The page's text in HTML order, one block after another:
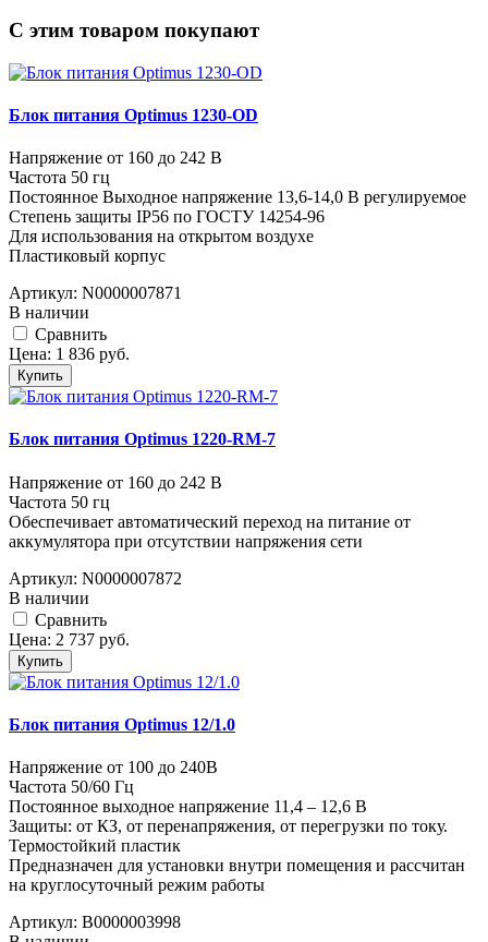
C этим товаром покупают
Блок питания Optimus 1230-OD
Напряжение от 160 до 242 В
Частота 50 гц
Постоянное Выходное напряжение 13,6-14,0 В регулируемое
Степень защиты IP56 по ГОСТУ 14254-96
Для использования на открытом воздухе
Пластиковый корпус
Артикул: N0000007871
В наличии
Cравнить
Цена: 1 836 руб.
Купить
Блок питания Optimus 1220-RM-7
Напряжение от 160 до 242 В
Частота 50 гц
Обеспечивает автоматический переход на питание от
аккумулятора при отсутствии напряжения сети
Артикул: N0000007872
В наличии
Cравнить
Цена: 2 737 руб.
Купить
Блок питания Optimus 12/1.0
Напряжение от 100 до 240В
Частота 50/60 Гц
Постоянное выходное напряжение 11,4 – 12,6 В
Защиты: от КЗ, от перенапряжения, от перегрузки по току.
Термостойкий пластик
Предназначен для установки внутри помещения и рассчитан
на круглосуточный режим работы
Артикул: В0000003998